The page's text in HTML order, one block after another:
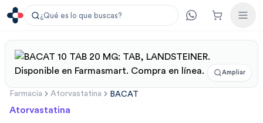
¿Qué es lo que buscas?
Ampliar
Farmacia Atorvastatina BACAT
Atorvastatina